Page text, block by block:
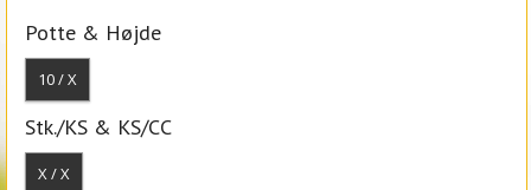
Potte & Højde
10 / X
Stk./KS & KS/CC
X / X